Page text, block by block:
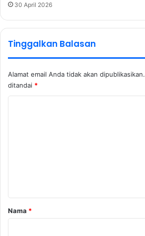
30 April 2026
Tinggalkan Balasan
Alamat email Anda tidak akan dipublikasikan.
ditandai *
rNama *